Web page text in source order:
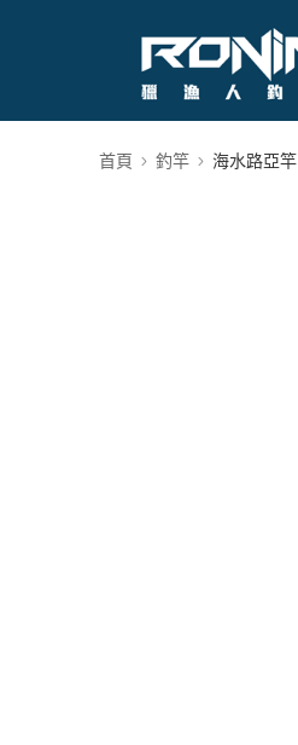
首頁 釣竿 海水路亞竿